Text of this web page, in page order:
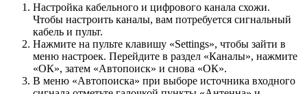
Настройка кабельного и цифрового канала схожи.
Чтобы настроить каналы, вам потребуется сигнальный
кабель и пульт.
Нажмите на пульте клавишу «Settings», чтобы зайти в
меню настроек. Перейдите в раздел «Каналы», нажмите
«ОК», затем «Автопоиск» и снова «ОК».
В меню «Автопоиска» при выборе источника входного